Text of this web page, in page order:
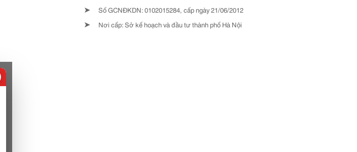
➤ Số GCNĐKDN: 0102015284, cấp ngày 21/06/2012
➤ Nơi cấp: Sở kế hoạch và đầu tư thành phố Hà Nội